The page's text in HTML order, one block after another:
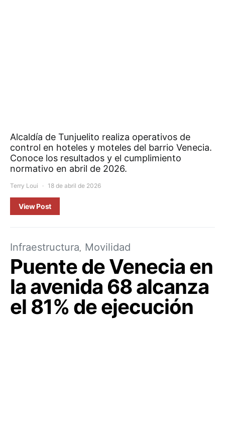
Alcaldía de Tunjuelito realiza operativos de
control en hoteles y moteles del barrio Venecia.
Conoce los resultados y el cumplimiento
normativo en abril de 2026.
Terry Loui 18 de abril de 2026
View Post
Infraestructura Movilidad
Puente de Venecia en
la avenida 68 alcanza
el 81% de ejecución